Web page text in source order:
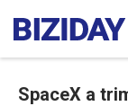
SpaceX a